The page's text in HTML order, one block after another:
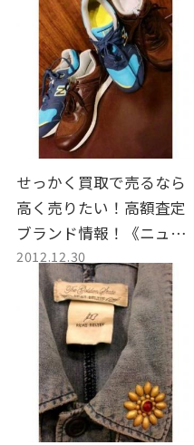
せっかく買取で売るなら
高く売りたい！高額査定
ブランド情報！《ニュー
バランス》
2012.12.30